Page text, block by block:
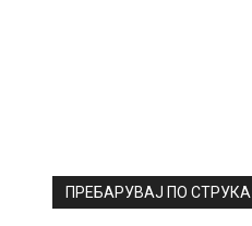
ПРЕБАРУВАЈ ПО СТРУКА